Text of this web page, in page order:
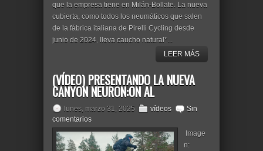
que la empresa tiene en Milán-Bollate. La nueva
cubierta, como todos los neumáticos que salen
de la fábrica italiana de Pirelli Cycling desde
junio de 2024, lleva caucho natural*...
LEER MÁS
(VÍDEO) PRESENTANDO LA NUEVA
CANYON NEURON:ON AL
lunes, marzo 31, 2025 vídeos
Sin
comentarios
Image
n: